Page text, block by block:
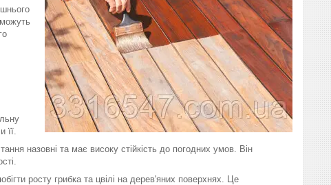
її.
назовні та має високу стійкість до погодних умов. Він
росту грибка та цвілі на дерев'яних поверхнях. Це